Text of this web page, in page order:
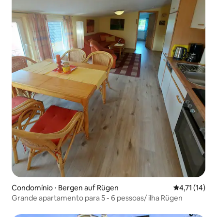
Condomínio ⋅ Bergen auf Rügen 4,71 de uma
4,71 (14)
Grande apartamento para 5 - 6 pessoas/ ilha Rügen